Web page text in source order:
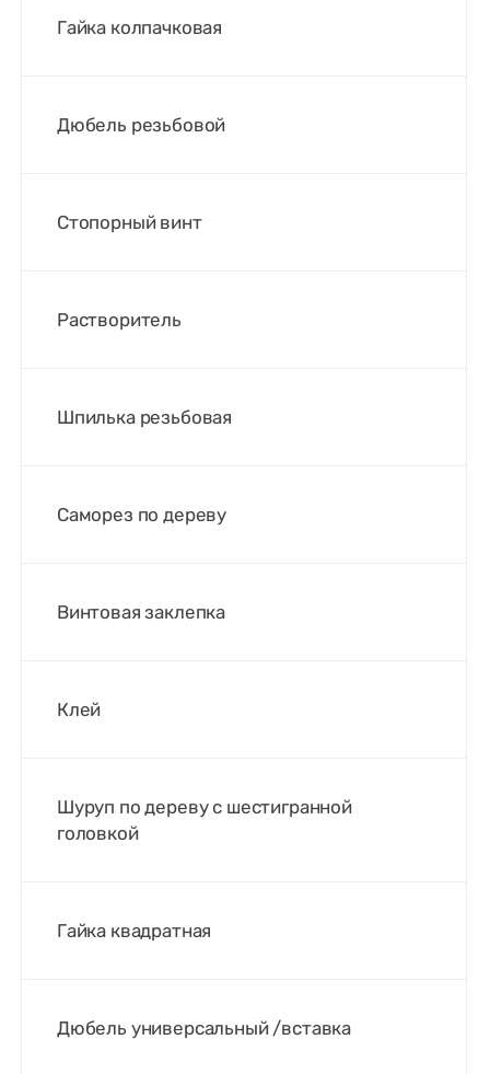
Гайка колпачковая
Дюбель резьбовой
Стопорный винт
Растворитель
Шпилька резьбовая
Саморез по дереву
Винтовая заклепка
Клей
Шуруп по дереву с шестигранной
головкой
Гайка квадратная
Дюбель универсальный /вставка